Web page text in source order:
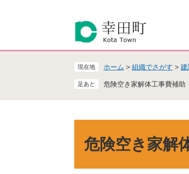
先
を
本
現在地 ホーム > 組織でさがす > 建
危険空き家解体工事費補助
危険空き家解